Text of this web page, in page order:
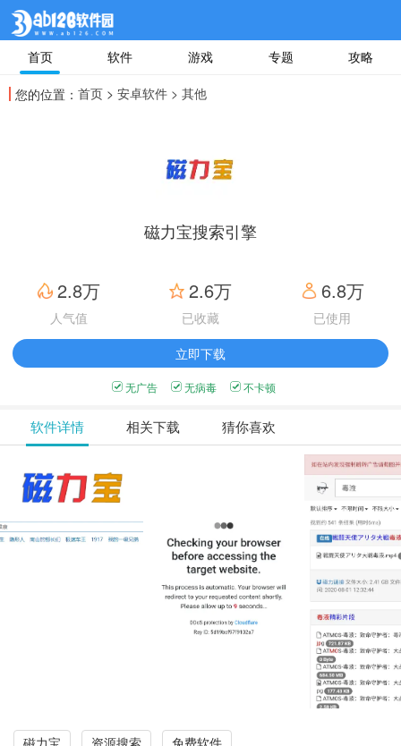
首页 软件 游戏 专题 攻略
您的位置： 首页 > 安卓软件 > 其他
磁力宝搜索引擎
2.8万
人气值
2.6万
已收藏
6.8万
已使用
立即下载
无广告 无病毒 不卡顿
软件详情 相关下载 猜你喜欢
磁力宝 资源搜索 免费软件